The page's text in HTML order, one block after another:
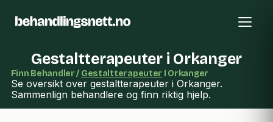
Gestaltterapeuter i Orkanger
Finn Behandler / Gestaltterapeuter I Orkanger
Se oversikt over gestaltterapeuter i Orkanger.
Sammenlign behandlere og finn riktig hjelp.